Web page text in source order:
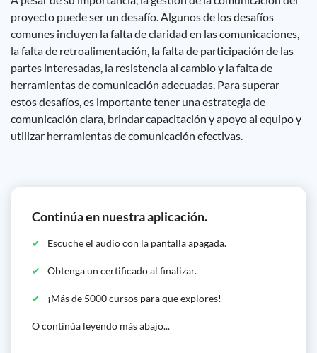
proyecto puede ser un desafío. Algunos de los desafíos
comunes incluyen la falta de claridad en las comunicaciones,
la falta de retroalimentación, la falta de participación de las
partes interesadas, la resistencia al cambio y la falta de
herramientas de comunicación adecuadas. Para superar
estos desafíos, es importante tener una estrategia de
comunicación clara, brindar capacitación y apoyo al equipo y
utilizar herramientas de comunicación efectivas.
Continúa en nuestra aplicación.
Escuche el audio con la pantalla apagada.
Obtenga un certificado al finalizar.
¡Más de 5000 cursos para que explores!
O continúa leyendo más abajo...